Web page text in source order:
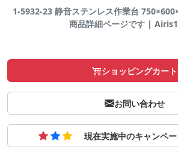
1-5932-23 静音ステンレス作業台
商品詳細ページです |
ショッピングカート
お問い合わせ
現在実施中のキャンペ